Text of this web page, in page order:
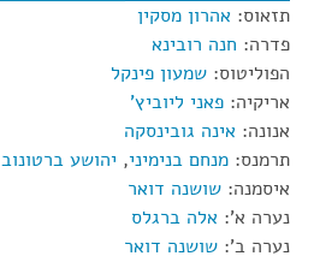
תזאוס: אהרון מסקין
פדרה: חנה רובינא
הפוליטוס: שמעון פינקל
אריקיה: פאני ליוביץ'
אנונה: אינה גובינסקה
תרמנס: מנחם בנימיני, יהושע ברטונוב
איסמנה: שושנה דואר
נערה א': אלה ברגלס
נערה ב': שושנה דואר